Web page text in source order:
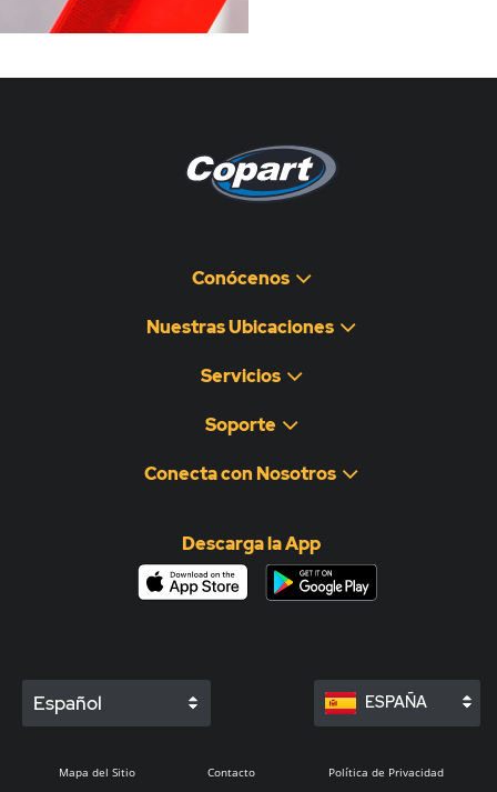
Conócenos
Nuestras Ubicaciones
Servicios
Soporte
Conecta con Nosotros
Descarga la App
Español ESPAÑA
Mapa del Sitio Contacto Política de Privacidad